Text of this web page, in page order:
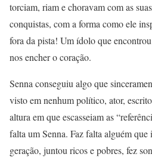
torciam, riam e choravam com as
conquistas, com a forma como ele
fora da pista! Um ídolo que
nos encher o coração.
Senna conseguiu algo que
visto em nenhum político, ator,
altura em que escasseiam as
falta um Senna. Faz falta alguém
geração, juntou ricos e pobres, fez